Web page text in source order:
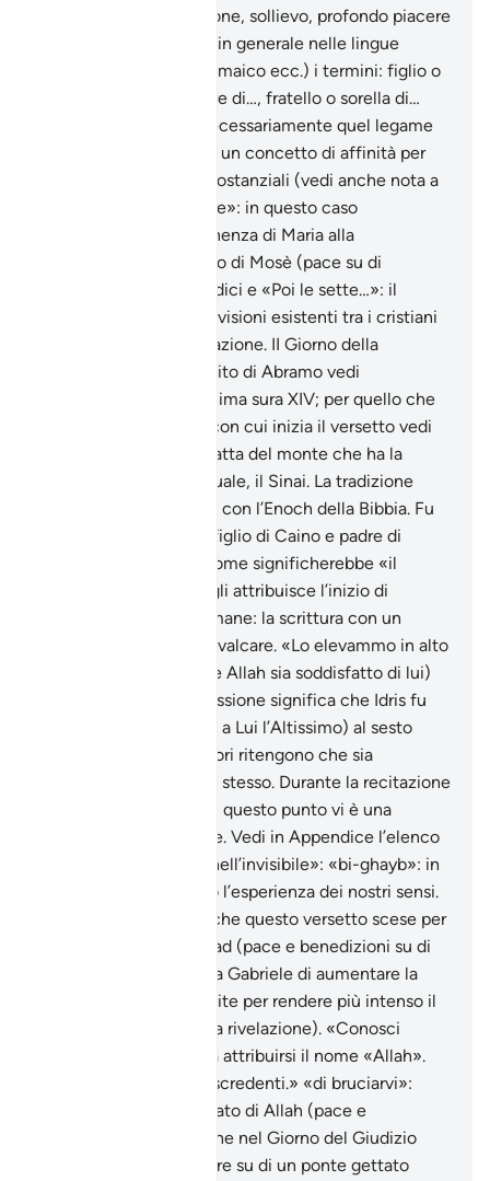
sinonimo di soddisfazione, sollievo, profondo piacere
dello spirito. In arabo e in generale nelle lingue
semitiche (ebraico, aramaico ecc.) i termini: figlio o
figlia di…, padre o madre di…, fratello o sorella di…
non presuppongono necessariamente quel legame
di parentela, ma anche un concetto di affinità per
ragioni etnicotribali o sostanziali (vedi anche nota a
III, 7); «sorella di Aronne»: in questo caso
sottointende l’appartenenza di Maria alla
discendenza del fratello di Mosè (pace su di
entrambi). Vedi Appendici e «Poi le sette…»: il
Corano accenna alle divisioni esistenti tra i cristiani
ai tempi della sua rivelazione. II Giorno della
Resurrezione. A proposito di Abramo vedi
introduzione dell’omonima sura XIV; per quello che
riguarda l’espressione con cui inizia il versetto vedi
sopra nota al vers. Si tratta del monte che ha la
massima valenza spirituale, il Sinai. La tradizione
islamica identifica Idris con l’Enoch della Bibbia. Fu
uno dei patriarchi, era figlio di Caino e padre di
Matusalemme. Il suo nome significherebbe «il
dotto» e la tradizione gli attribuisce l’inizio di
importanti tecniche umane: la scrittura con un
calamo, il cucire e il cavalcare. «Lo elevammo in alto
luogo»: Ibn ‘Abbàs (che Allah sia soddisfatto di lui)
disse che questa espressione significa che Idris fu
elevato da Allah (gloria a Lui l’Altissimo) al sesto
cielo. Altri commentatori ritengono che sia
un’allusione al Paradiso stesso. Durante la recitazione
canonica del Corano in questo punto vi è una
«sajda», prosternazione. Vedi in Appendice l’elenco
delle prosternazioni. «nell’invisibile»: «bi-ghayb»: in
ciò che non cade sotto l’esperienza dei nostri sensi.
La tradizione riferisce che questo versetto scese per
rispondere a Muhammad (pace e benedizioni su di
lui) che aveva chiesto a Gabriele di aumentare la
frequenza delle sue visite per rendere più intenso il
rapporto con il Wahy (la rivelazione). «Conosci
qualcuno…»: che possa attribuirsi il nome «Allah».
«Li riuniremo tutti i miscredenti.» «di bruciarvi»:
nell’Inferno. Disse l’Inviato di Allah (pace e
benedizioni su di lui) che nel Giorno del Giudizio
ogni uomo dovrà passare su di un ponte gettato